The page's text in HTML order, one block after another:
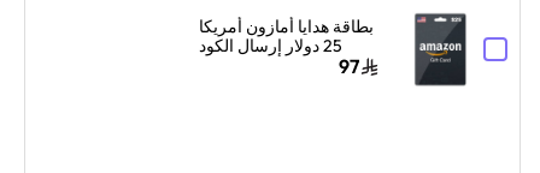
بطاقة هدايا أمازون أمريكا
25 دولار إرسال الكود
الرقمي بالبريد الإلكتروني
97